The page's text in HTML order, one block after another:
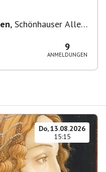
, Schönhauser Allee
9
ANMELDUNGEN
Do, 13.08.2026
15:15